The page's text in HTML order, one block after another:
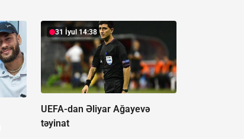
31 İyul 14:38
UEFA-dan Əliyar Ağayevə
təyinat